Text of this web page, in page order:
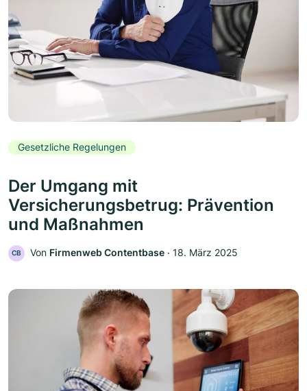
Gesetzliche Regelungen
Der Umgang mit
Versicherungsbetrug: Prävention
und Maßnahmen
CB Von Firmenweb Contentbase ‧ 18. März 2025